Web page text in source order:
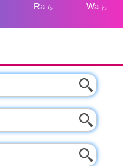
Ra ら Wa わ